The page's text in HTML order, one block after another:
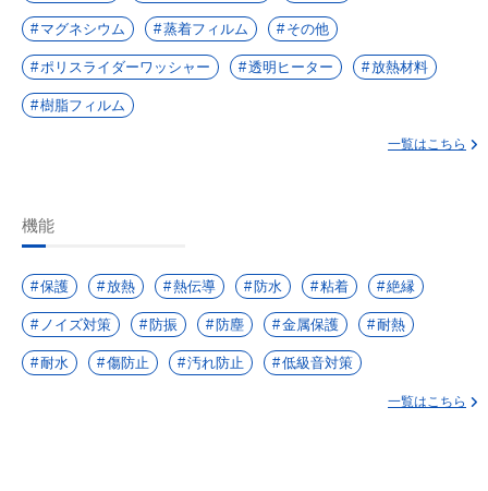
マグネシウム 蒸着フィルム その他
ポリスライダーワッシャー 透明ヒーター 放熱材料
樹脂フィルム
一覧はこちら
機能
保護 放熱 熱伝導 防水 粘着 絶縁
ノイズ対策 防振 防塵 金属保護 耐熱
耐水 傷防止 汚れ防止 低級音対策
一覧はこちら